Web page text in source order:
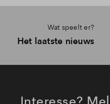
Wat speelt er?
Het laatste nieuws
Interesse?